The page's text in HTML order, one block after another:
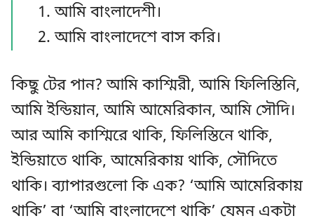
আমি বাংলাদেশী।
আমি বাংলাদেশে বাস করি।
কিছু টের পান? আমি কাশ্মিরী, আমি ফিলিস্তিনি,
আমি ইন্ডিয়ান, আমি আমেরিকান, আমি সৌদি।
আর আমি কাশ্মিরে থাকি, ফিলিস্তিনে থাকি,
ইন্ডিয়াতে থাকি, আমেরিকায় থাকি, সৌদিতে
থাকি। ব্যাপারগুলো কি এক? ‘আমি আমেরিকায়
থাকি’ বা ‘আমি বাংলাদেশে থাকি’ যেমন একটা